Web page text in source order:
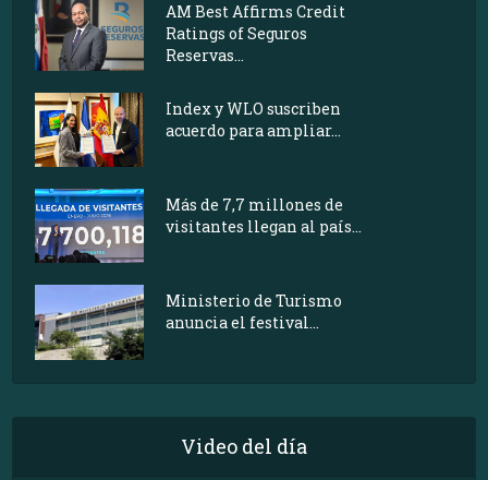
AM Best Affirms Credit
Ratings of Seguros
Reservas...
Index y WLO suscriben
acuerdo para ampliar...
Más de 7,7 millones de
visitantes llegan al país...
Ministerio de Turismo
anuncia el festival...
Video del día